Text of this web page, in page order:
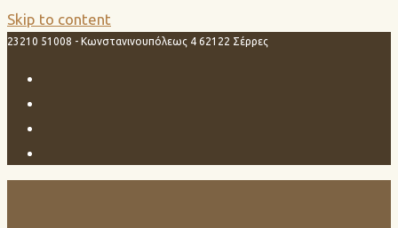
Skip to content
23210 51008 - Κωνστανινουπόλεως 4 62122 Σέρρες